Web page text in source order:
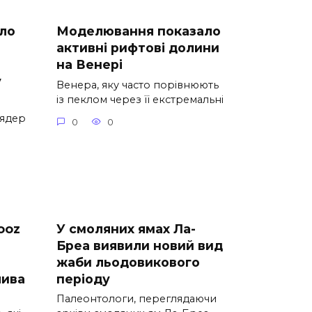
Моделювання показало
активні рифтові долини
на Венері
Венера, яку часто порівнюють
із пеклом через її екстремальні
0 0
У смоляних ямах Ла-
Бреа виявили новий вид
жаби льодовикового
періоду
Палеонтологи, переглядаючи